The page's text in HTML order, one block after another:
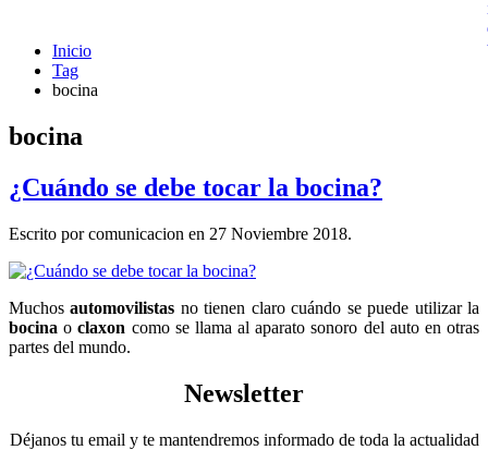
Inicio
Tag
bocina
bocina
¿Cuándo se debe tocar la bocina?
Escrito por comunicacion en 27 Noviembre 2018.
Muchosautomovilistas no tienen claro cuándo se puede utilizar la
bocina o claxon como se llama al aparato sonoro del auto en otras
partes del mundo.
Newsletter
Déjanos tu email y te mantendremos informado de toda la actualidad